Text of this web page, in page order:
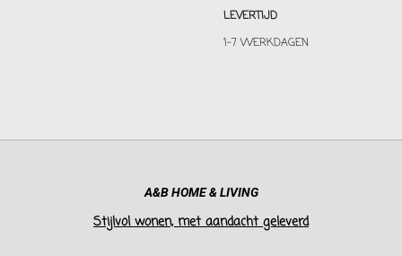
LEVERTIJD
1-7 WERKDAGEN
A&B HOME & LIVING
Stijlvol wonen, met aandacht geleverd